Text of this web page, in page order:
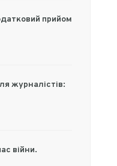
прийом
журналістів:
війни.